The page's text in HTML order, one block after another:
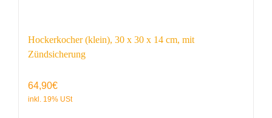
Hockerkocher (klein), 30 x 30 x 14 cm, mit
Zündsicherung
64,90€